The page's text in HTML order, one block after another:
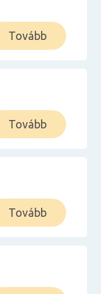
Tovább
Tovább
Tovább